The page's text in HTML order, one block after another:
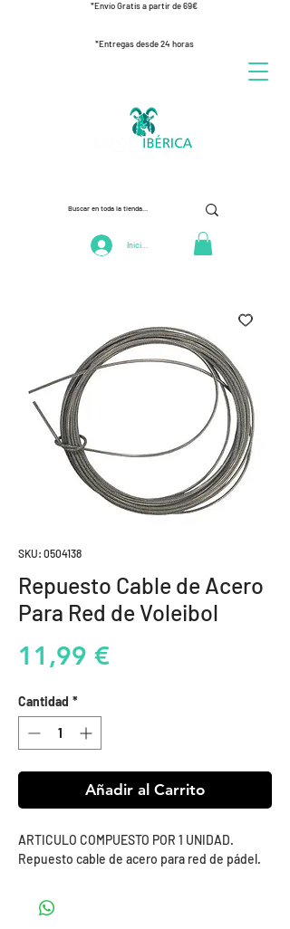
*Envío Gratis a partir de 69€
*Entregas desde 24 horas
Iniciar Sesión
SKU: 0504138
Repuesto Cable de Acero
Para Red de Voleibol
11,99 €Precio
Cantidad *
Añadir al Carrito
ARTICULO COMPUESTO POR 1 UNIDAD.
Repuesto cable de acero para red de pádel.